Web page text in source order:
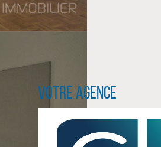
Votre agence